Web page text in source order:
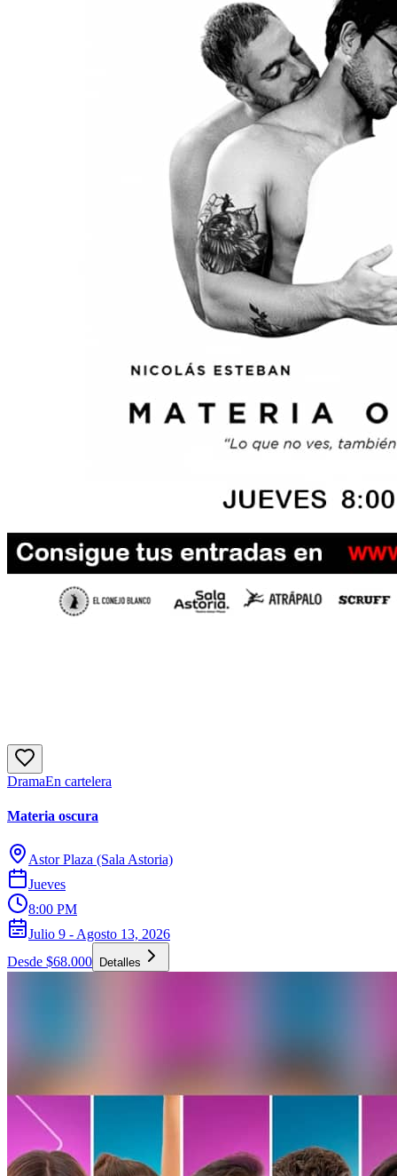
DramaEn cartelera
Materia oscura
Astor Plaza (Sala Astoria)
Jueves
8:00 PM
Julio 9 - Agosto 13, 2026
Desde $68.000
Detalles